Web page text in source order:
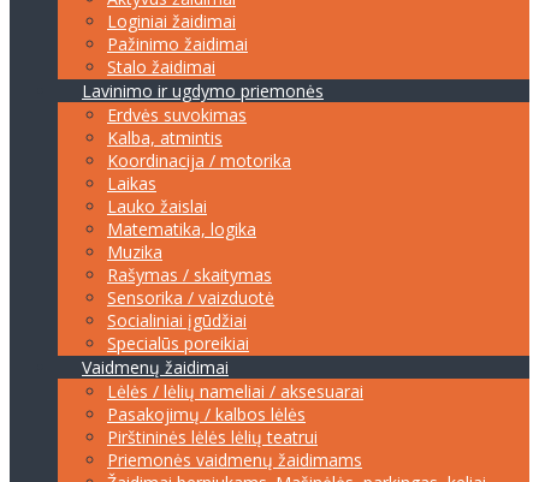
Loginiai žaidimai
Pažinimo žaidimai
Stalo žaidimai
Lavinimo ir ugdymo priemonės
Erdvės suvokimas
Kalba, atmintis
Koordinacija / motorika
Laikas
Lauko žaislai
Matematika, logika
Muzika
Rašymas / skaitymas
Sensorika / vaizduotė
Socialiniai įgūdžiai
Specialūs poreikiai
Vaidmenų žaidimai
Lėlės / lėlių nameliai / aksesuarai
Pasakojimų / kalbos lėlės
Pirštininės lėlės lėlių teatrui
Priemonės vaidmenų žaidimams